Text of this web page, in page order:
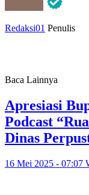
Redaksi01 Penulis
Baca Lainnya
Apresiasi
Podcast
Dinas
16 Mei 2025 - 07:07